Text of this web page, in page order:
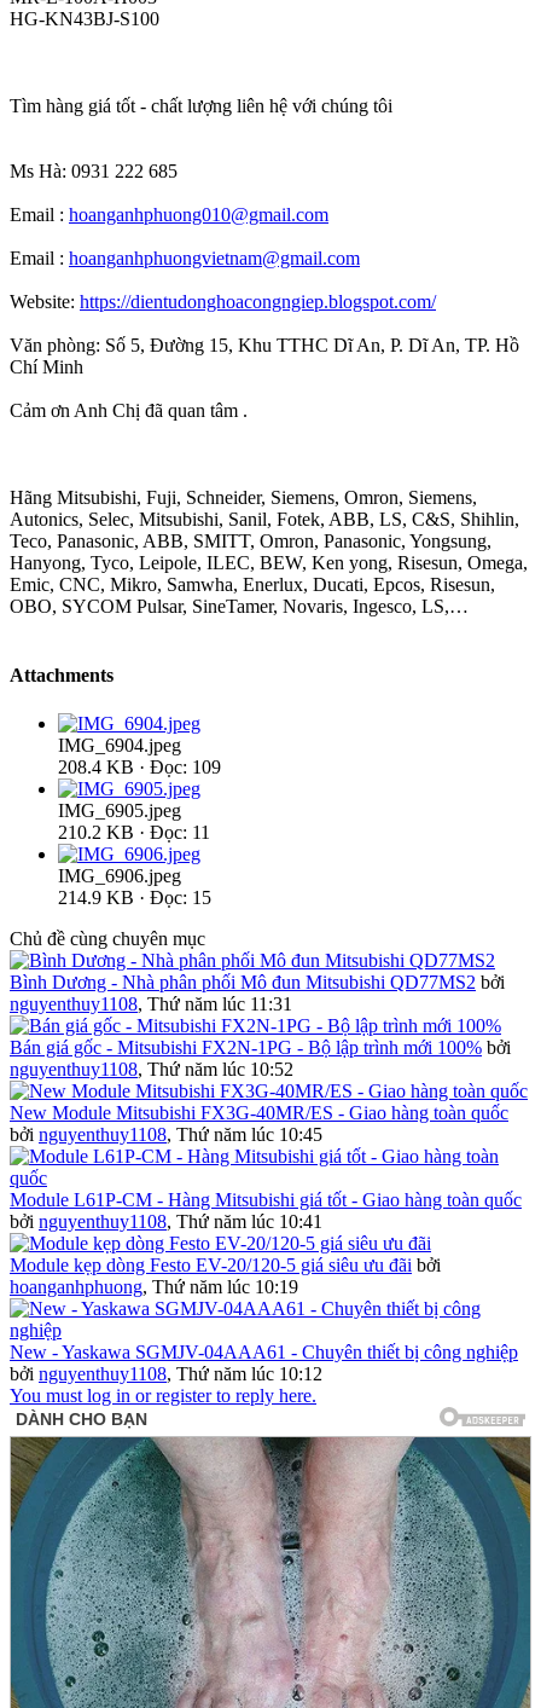
HG-KN43BJ-S100
Tìm hàng giá tốt - chất lượng liên hệ với chúng tôi
Ms Hà: 0931 222 685
Email : hoanganhphuong010@gmail.com
Email : hoanganhphuongvietnam@gmail.com
Website: https://dientudonghoacongngiep.blogspot.com/
Văn phòng: Số 5, Đường 15, Khu TTHC Dĩ An, P. Dĩ An, TP. Hồ
Chí Minh
Cảm ơn Anh Chị đã quan tâm .
Hãng Mitsubishi, Fuji, Schneider, Siemens, Omron, Siemens,
Autonics, Selec, Mitsubishi, Sanil, Fotek, ABB, LS, C&S, Shihlin,
Teco, Panasonic, ABB, SMITT, Omron, Panasonic, Yongsung,
Hanyong, Tyco, Leipole, ILEC, BEW, Ken yong, Risesun, Omega,
Emic, CNC, Mikro, Samwha, Enerlux, Ducati, Epcos, Risesun,
OBO, SYCOM Pulsar, SineTamer, Novaris, Ingesco, LS,…
Attachments
IMG_6904.jpeg
208.4 KB · Đọc: 109
IMG_6905.jpeg
210.2 KB · Đọc: 11
IMG_6906.jpeg
214.9 KB · Đọc: 15
Chủ đề cùng chuyên mục
Bình Dương - Nhà phân phối Mô đun Mitsubishi QD77MS2 bởi
nguyenthuy1108, Thứ năm lúc 11:31
Bán giá gốc - Mitsubishi FX2N-1PG - Bộ lập trình mới 100% bởi
nguyenthuy1108, Thứ năm lúc 10:52
New Module Mitsubishi FX3G-40MR/ES - Giao hàng toàn quốc
bởi nguyenthuy1108, Thứ năm lúc 10:45
Module L61P-CM - Hàng Mitsubishi giá tốt - Giao hàng toàn quốc
bởi nguyenthuy1108, Thứ năm lúc 10:41
Module kẹp dòng Festo EV-20/120-5 giá siêu ưu đãi bởi
hoanganhphuong, Thứ năm lúc 10:19
New - Yaskawa SGMJV-04AAA61 - Chuyên thiết bị công nghiệp
bởi nguyenthuy1108, Thứ năm lúc 10:12
You must log in or register to reply here.